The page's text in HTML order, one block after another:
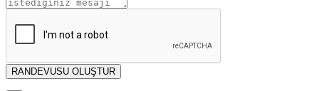
RANDEVUSU OLUŞTUR